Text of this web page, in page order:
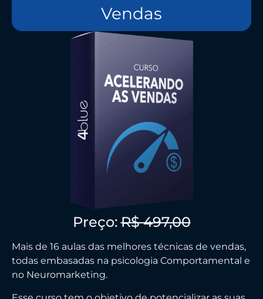
Vendas
Preço:R$ 497,00
Mais de 16 aulas das melhores técnicas de vendas,
todas embasadas na psicologia Comportamental e
no Neuromarketing.